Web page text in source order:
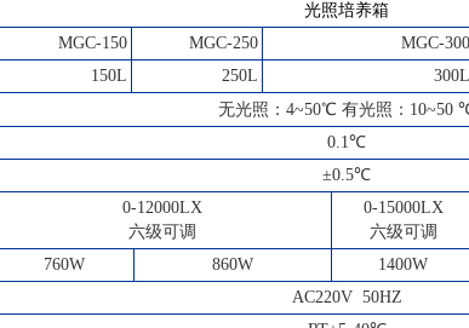
光照培养箱
MGC-150
MGC-250 MGC-300
150L 250L 300L
无光照：4~50℃ 有光照：10~50
0.1℃
±0.5℃
0-12000LX
六级可调
0-15000LX
六级可调
760W 860W 1400W
AC220V 50HZ